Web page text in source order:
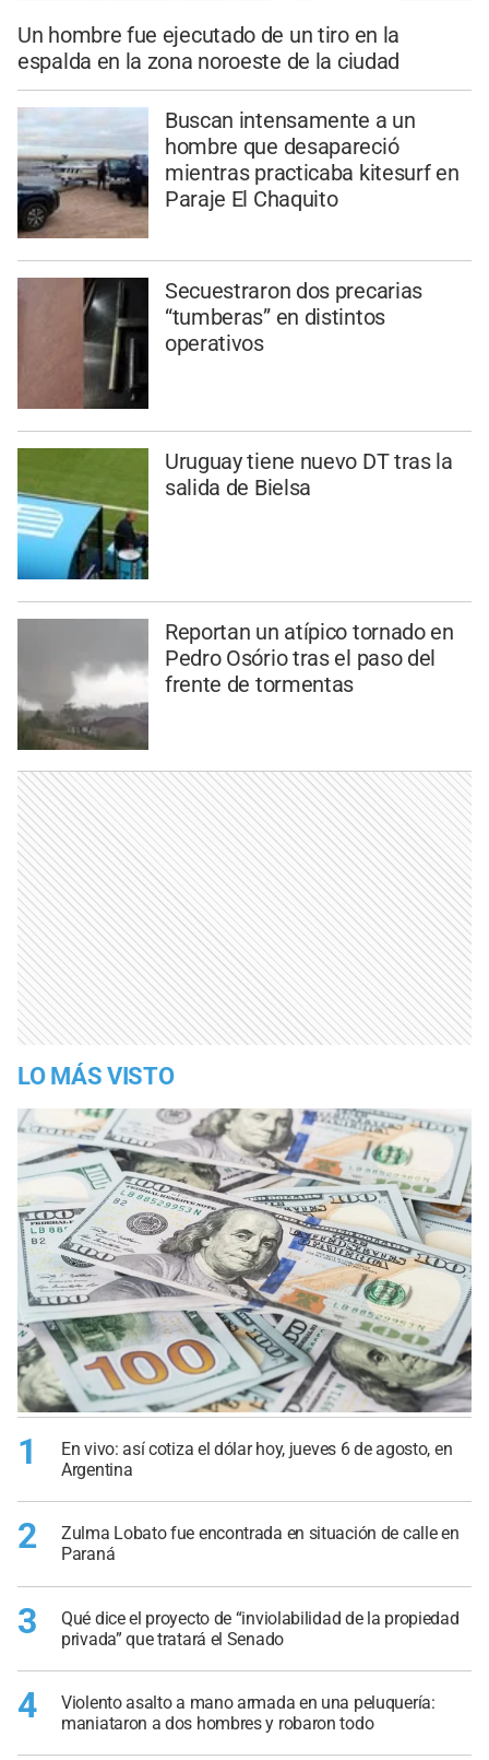
Un hombre fue ejecutado de un tiro en la
espalda en la zona noroeste de la ciudad
Buscan intensamente a un
hombre que desapareció
mientras practicaba kitesurf en
Paraje El Chaquito
Secuestraron dos precarias
“tumberas” en distintos
operativos
Uruguay tiene nuevo DT tras la
salida de Bielsa
Reportan un atípico tornado en
Pedro Osório tras el paso del
frente de tormentas
LO MÁS VISTO
1
En vivo: así cotiza el dólar hoy, jueves 6 de agosto, en
Argentina
2
Zulma Lobato fue encontrada en situación de calle en
Paraná
3
Qué dice el proyecto de “inviolabilidad de la propiedad
privada” que tratará el Senado
4
Violento asalto a mano armada en una peluquería:
maniataron a dos hombres y robaron todo